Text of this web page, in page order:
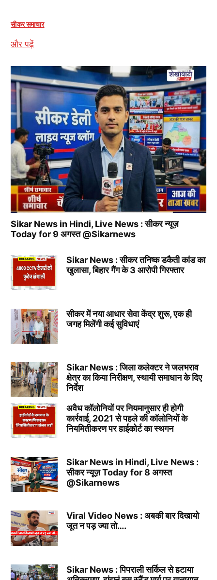
सीकर समाचार
और पढ़ें
Sikar News in Hindi, Live News : सीकर न्यूज़
Today for 9 अगस्त @Sikarnews
Sikar News : सीकर तनिष्क डकैती कांड का
खुलासा, बिहार गैंग के 3 आरोपी गिरफ्तार
सीकर में नया आधार सेवा केंद्र शुरू, एक ही
जगह मिलेंगी कई सुविधाएं
Sikar News : जिला कलेक्टर ने जलभराव
क्षेत्र का किया निरीक्षण, स्थायी समाधान के दिए
निर्देश
अवैध कॉलोनियों पर नियमानुसार ही होगी
कार्रवाई, 2021 से पहले की कॉलोनियों के
नियमितीकरण पर हाईकोर्ट का स्थगन
Sikar News in Hindi, Live News :
सीकर न्यूज़ Today for 8 अगस्त
@Sikarnews
Viral Video News : अबकी बार दिखायो
जूत न पड़ ज्या तो….
Sikar News : पिपराली सर्किल से हटाया